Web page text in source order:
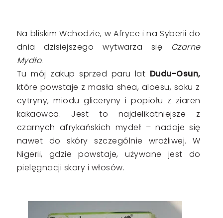
Na bliskim Wchodzie, w Afryce i na Syberii do
dnia dzisiejszego wytwarza się Czarne
Mydło.
Tu mój zakup sprzed paru lat Dudu-Osun,
które powstaje z masła shea, aloesu, soku z
cytryny, miodu gliceryny i popiołu z ziaren
kakaowca. Jest to najdelikatniejsze z
czarnych afrykańskich mydeł – nadaje się
nawet do skóry szczególnie wrażliwej. W
Nigerii, gdzie powstaje, używane jest do
pielęgnacji skory i włosów.